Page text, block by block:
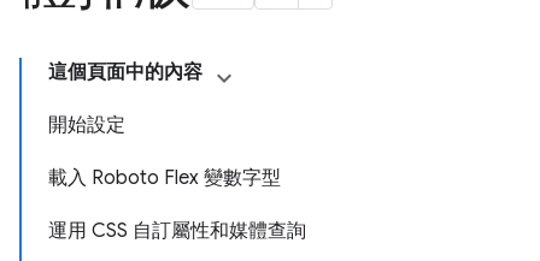
這個頁面中的內容
開始設定
載入 Roboto Flex 變數字型
運用 CSS 自訂屬性和媒體查詢